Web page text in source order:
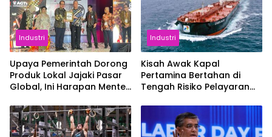
Industri
Upaya Pemerintah Dorong
Produk Lokal Jajaki Pasar
Global, Ini Harapan Menteri
dan IGT Expo 2026
Industri
Kisah Awak Kapal
Pertamina Bertahan di
Tengah Risiko Pelayaran